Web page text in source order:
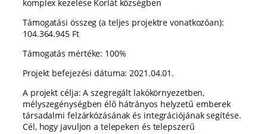
komplex kezelése Korlát községben
Támogatási összeg (a teljes projektre vonatkozóan):
104.364.945 Ft
Támogatás mértéke: 100%
Projekt befejezési dátuma: 2021.04.01.
A projekt célja: A szegregált lakókörnyezetben,
mélyszegénységben élő hátrányos helyzetű emberek
társadalmi felzárkózásának és integrációjának segítése.
Cél, hogy javuljon a telepeken és telepszerű